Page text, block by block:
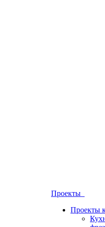
Проекты
Проекты